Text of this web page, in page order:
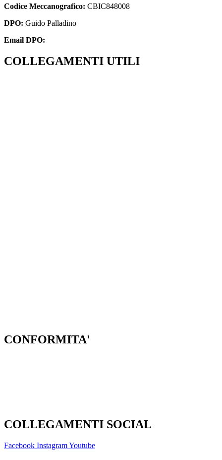
Codice Meccanografico: CBIC848008
DPO: Guido Palladino
Email DPO:
COLLEGAMENTI UTILI
CONFORMITA'
COLLEGAMENTI SOCIAL
Facebook InstagramYoutube